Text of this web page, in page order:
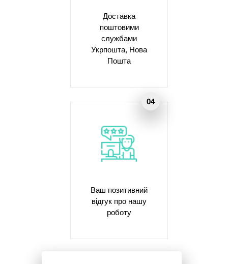
Доставка
поштовими
службами
Укрпошта, Нова
Пошта
Ваш позитивний
відгук про нашу
роботу